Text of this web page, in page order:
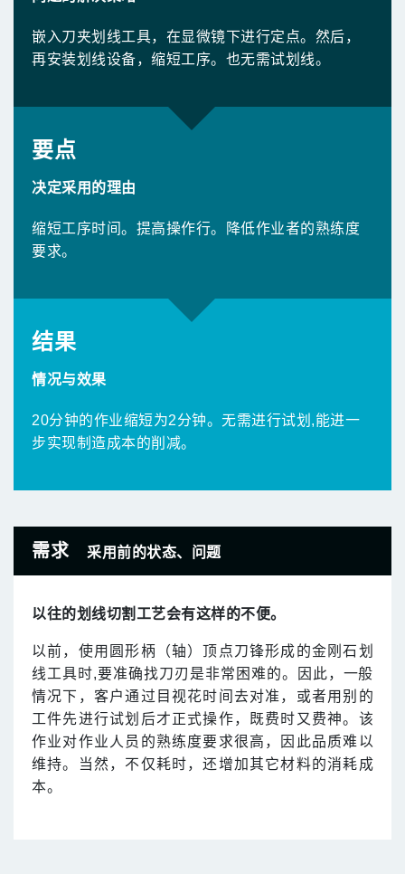
嵌入刀夹划线工具，在显微镜下进行定点。然后，
再安装划线设备，缩短工序。也无需试划线。
要点
决定采用的理由
缩短工序时间。提高操作行。降低作业者的熟练度
要求。
结果
情况与效果
20分钟的作业缩短为2分钟。无需进行试划,能进一
步实现制造成本的削减。
需求 采用前的状态、问题
以往的划线切割工艺会有这样的不便。
以前，使用圆形柄（轴）顶点刀锋形成的金刚石划
线工具时,要准确找刀刃是非常困难的。因此，一般
情况下，客户通过目视花时间去对准，或者用别的
工件先进行试划后才正式操作，既费时又费神。该
作业对作业人员的熟练度要求很高，因此品质难以
维持。当然，不仅耗时，还增加其它材料的消耗成
本。